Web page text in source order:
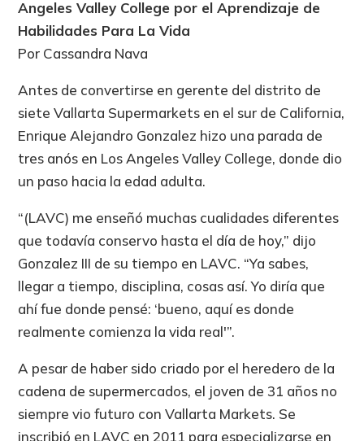
Angeles Valley College por el Aprendizaje de
Habilidades Para La Vida
Por Cassandra Nava
Antes de convertirse en gerente del distrito de
siete Vallarta Supermarkets en el sur de California,
Enrique Alejandro Gonzalez hizo una parada de
tres anós en Los Angeles Valley College, donde dio
un paso hacia la edad adulta.
“(LAVC) me enseñó muchas cualidades diferentes
que todavía conservo hasta el día de hoy,” dijo
Gonzalez III de su tiempo en LAVC. “Ya sabes,
llegar a tiempo, disciplina, cosas así. Yo diría que
ahí fue donde pensé: ‘bueno, aquí es donde
realmente comienza la vida real'”.
A pesar de haber sido criado por el heredero de la
cadena de supermercados, el joven de 31 años no
siempre vio futuro con Vallarta Markets. Se
inscribió en LAVC en 2011 para especializarse en